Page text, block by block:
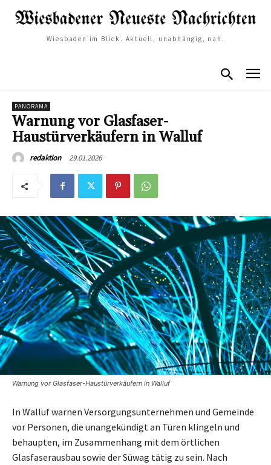
Wiesbaden im Blick. Aktuell, unabhängig, nah.
PANORAMA
Warnung vor Glasfaser-
Haustürverkäufern in Walluf
redaktion 29.01.2026
Warnung vor Glasfaser-Haustürverkäufern in Walluf
In Walluf warnen Versorgungsunternehmen und Gemeinde
vor Personen, die unangekündigt an Türen klingeln und
behaupten, im Zusammenhang mit dem örtlichen
Glasfaserausbau sowie der Süwag tätig zu sein. Nach